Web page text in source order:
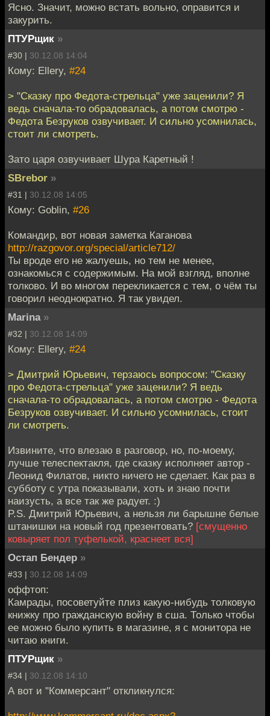
Ясно. Значит, можно встать вольно, оправится и
закурить.
ПТУРщик »
#30 | 30.12.08 14:04
Кому: Ellery, #24
> "Сказку про Федота-стрельца" уже заценили? Я
ведь сначала-то обрадовалась, а потом смотрю -
Федота Безруков озвучивает. И сильно усомнилась,
стоит ли смотреть.
Зато царя озвучивает Шура Каретный !
SBrebor »
#31 | 30.12.08 14:05
Кому: Goblin, #26
Командир, вот новая заметка Каганова
http://razgovor.org/special/article712/
Ты вроде его не жалуешь, но тем не менее,
ознакомься с содержимым. На мой взгляд, вполне
толково. И во многом перекликается с тем, о чём ты
говорил неоднократно. Я так увидел.
Marina »
#32 | 30.12.08 14:09
Кому: Ellery, #24
> Дмитрий Юрьевич, терзаюсь вопросом: "Сказку
про Федота-стрельца" уже заценили? Я ведь
сначала-то обрадовалась, а потом смотрю - Федота
Безруков озвучивает. И сильно усомнилась, стоит
ли смотреть.
Извините, что влезаю в разговор, но, по-моему,
лучше телеспектакля, где сказку исполняет автор -
Леонид Филатов, никто ничего не сделает. Как раз в
субботу с утра показывали, хоть и знаю почти
наизусть, а все так же радует. :)
P.S. Дмитрий Юрьевич, а нельзя ли барышне белые
штанишки на новый год презентовать? [смущенно
ковыряет пол туфелькой, краснеет вся]
Остап Бендер »
#33 | 30.12.08 14:09
оффтоп:
Камрады, посоветуйте плиз какую-нибудь толковую
книжку про гражданскую войну в сша. Только чтобы
ее можно было купить в магазине, я с монитора не
читаю книги.
ПТУРщик »
#34 | 30.12.08 14:10
А вот и "Коммерсант" откликнулся: